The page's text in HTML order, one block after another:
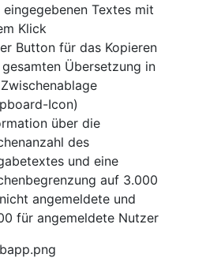
eingegebenen Textes mit
Klick
Button für das Kopieren
Übersetzung in
Icon)
über die
des
und eine
auf 3.000
angemeldete und
für angemeldete Nutzer